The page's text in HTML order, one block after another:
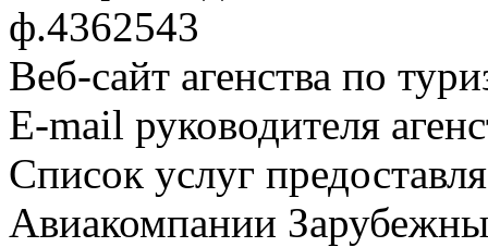
ф.4362543
Веб-сайт агенства по
E-mail руководителя
Список услуг
Авиакомпании